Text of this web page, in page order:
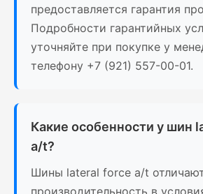
предоставляется гарантия
Подробности гарантийных
уточняйте при покупке у
телефону +7 (921) 557-00-01.
Какие особенности у шин
a/t?
Шины lateral force a/t
производительность в